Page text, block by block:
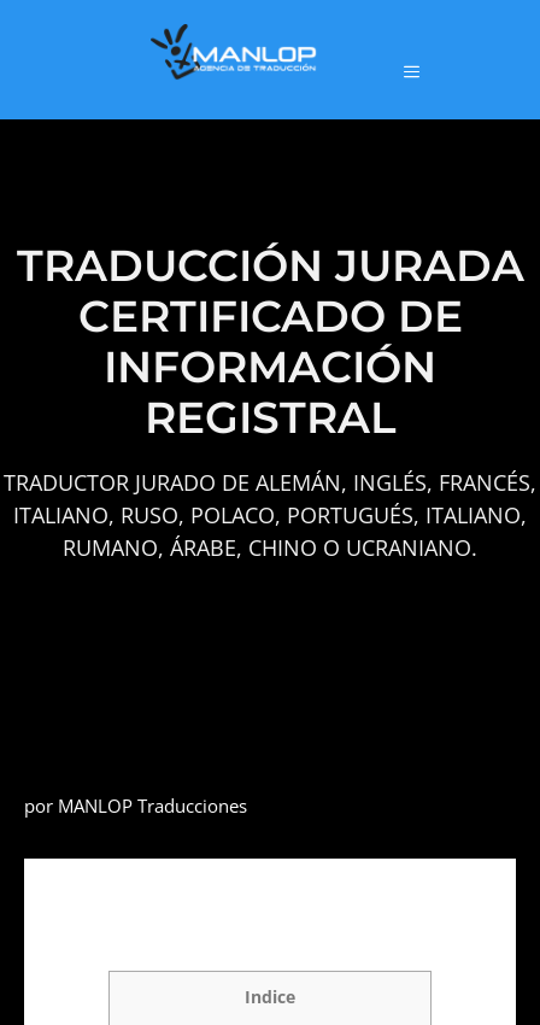
TRADUCCIÓN JURADA
CERTIFICADO DE
INFORMACIÓN
REGISTRAL
TRADUCTOR JURADO DE ALEMÁN, INGLÉS, FRANCÉS,
ITALIANO, RUSO, POLACO, PORTUGUÉS, ITALIANO,
RUMANO, ÁRABE, CHINO O UCRANIANO.
por MANLOP Traducciones
Indice